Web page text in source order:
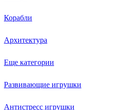
Корабли
Архитектура
Еще категории
Развивающие игрушки
Антистресс игрушки